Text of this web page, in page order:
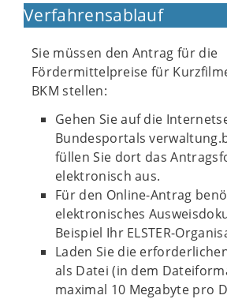
Verfahrensablauf
Sie müssen den Antrag für die
Fördermittelpreise für
BKM stellen:
Gehen Sie auf die
Bundesportals
füllen Sie dort das
elektronisch aus.
Für den Online-Antrag
elektronisches
Beispiel Ihr ELSTER-
Laden Sie die
als Datei (in dem
maximal 10 Megabyte pro